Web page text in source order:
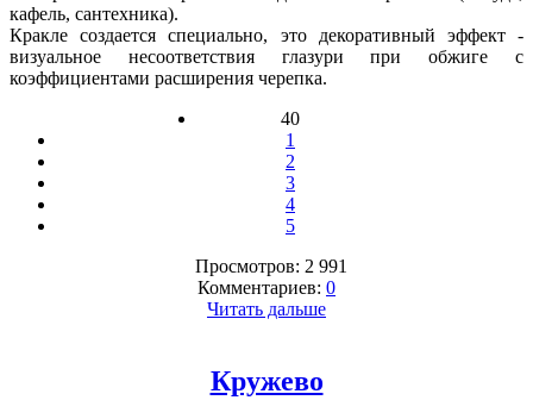
кафель, сантехника).
Кракле создается специально, это декоративный эффект -
визуальное несоответствия глазури при обжиге с
коэффициентами расширения черепка.
40
1
2
3
4
5
Просмотров: 2 991
Комментариев: 0
Читать дальше
Кружево